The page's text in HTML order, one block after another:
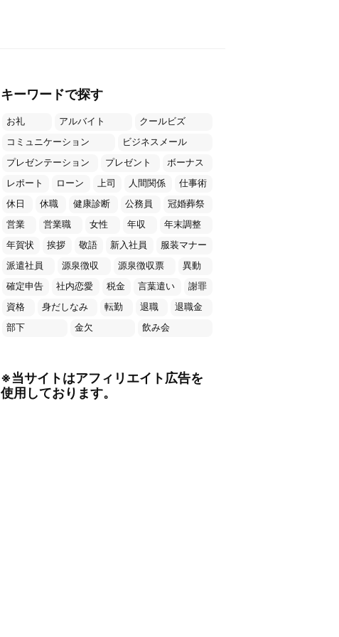
キーワードで探す
お礼 アルバイト
クールビズ
コミュニケーション
ビジネスメール
プレゼンテーション
プレゼント
ボーナス
レポート
ローン 上司 人間関係
仕事術
休日
休職 健康診断 公務員
冠婚葬祭
営業
営業職 女性 年収
年末調整
年賀状
挨拶 敬語 新入社員
服装マナー
派遣社員
源泉徴収 源泉徴収票
異動
確定申告
社内恋愛 税金 言葉遣い
謝罪
資格
身だしなみ 転勤 退職
退職金
部下
金欠 飲み会
※当サイトはアフィリエイト広告を
使用しております。